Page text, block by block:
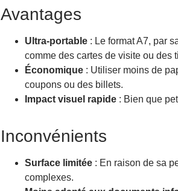
Avantages
Ultra-portable : Le format A7, par
comme des cartes de visite ou des
Économique : Utiliser moins de
coupons ou des billets.
Impact visuel rapide : Bien que
Inconvénients
Surface limitée : En raison de sa
complexes.